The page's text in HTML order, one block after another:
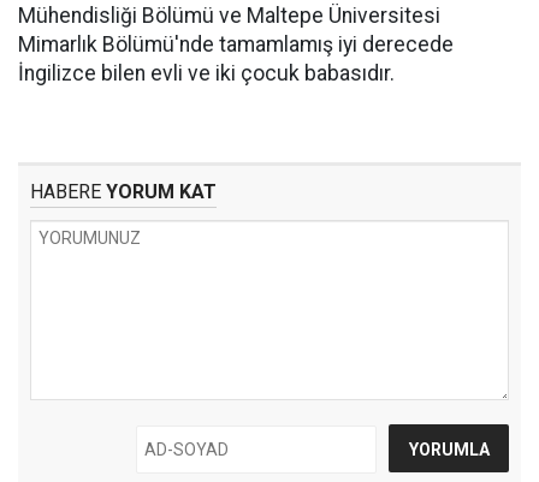
Mühendisliği Bölümü ve Maltepe Üniversitesi
Mimarlık Bölümü'nde tamamlamış iyi derecede
İngilizce bilen evli ve iki çocuk babasıdır.
HABERE YORUM KAT